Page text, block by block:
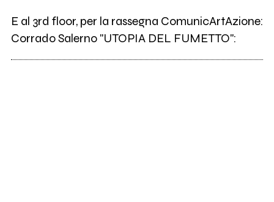
E al 3rd floor, per la rassegna ComunicArtAzione:
Corrado Salerno "UTOPIA DEL FUMETTO":